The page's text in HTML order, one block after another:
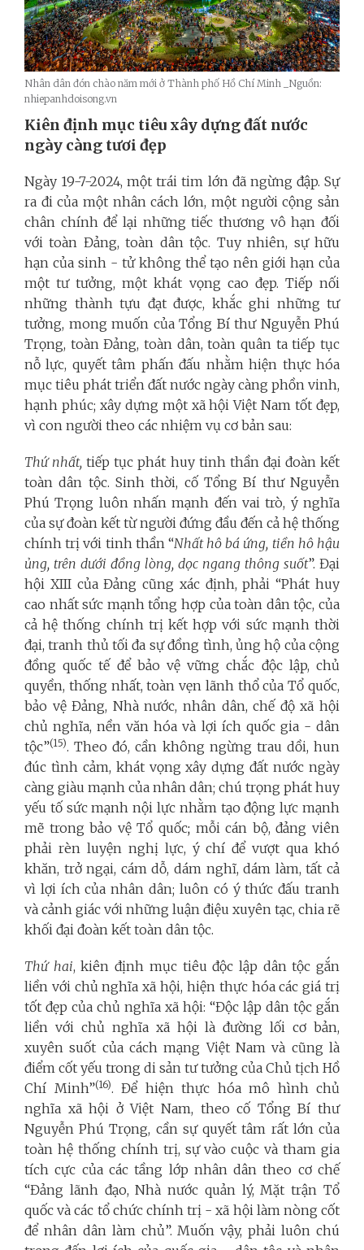
Nhân dân đón chào năm mới ở Thành phố Hồ Chí Minh _Nguồn:
nhiepanhdoisong.vn
Kiên định mục tiêu xây dựng đất nước
ngày càng tươi đẹp
Ngày 19-7-2024, một trái tim lớn đã ngừng đập. Sự
ra đi của một nhân cách lớn, một người cộng sản
chân chính để lại những tiếc thương vô hạn đối
với toàn Đảng, toàn dân tộc. Tuy nhiên, sự hữu
hạn của sinh - tử không thể tạo nên giới hạn của
một tư tưởng, một khát vọng cao đẹp. Tiếp nối
những thành tựu đạt được, khắc ghi những tư
tưởng, mong muốn của Tổng Bí thư Nguyễn Phú
Trọng, toàn Đảng, toàn dân, toàn quân ta tiếp tục
nỗ lực, quyết tâm phấn đấu nhằm hiện thực hóa
mục tiêu phát triển đất nước ngày càng phồn vinh,
hạnh phúc; xây dựng một xã hội Việt Nam tốt đẹp,
vì con người theo các nhiệm vụ cơ bản sau:
Thứ nhất, tiếp tục phát huy tinh thần đại đoàn kết
toàn dân tộc. Sinh thời, cố Tổng Bí thư Nguyễn
Phú Trọng luôn nhấn mạnh đến vai trò, ý nghĩa
của sự đoàn kết từ người đứng đầu đến cả hệ thống
chính trị với tinh thần “Nhất hô bá ứng, tiền hô hậu
ủng, trên dưới đồng lòng, dọc ngang thông suốt”. Đại
hội XIII của Đảng cũng xác định, phải “Phát huy
cao nhất sức mạnh tổng hợp của toàn dân tộc, của
cả hệ thống chính trị kết hợp với sức mạnh thời
đại, tranh thủ tối đa sự đồng tình, ủng hộ của cộng
đồng quốc tế để bảo vệ vững chắc độc lập, chủ
quyền, thống nhất, toàn vẹn lãnh thổ của Tổ quốc,
bảo vệ Đảng, Nhà nước, nhân dân, chế độ xã hội
chủ nghĩa, nền văn hóa và lợi ích quốc gia - dân
tộc”(15). Theo đó, cần không ngừng trau dồi, hun
đúc tình cảm, khát vọng xây dựng đất nước ngày
càng giàu mạnh của nhân dân; chú trọng phát huy
yếu tố sức mạnh nội lực nhằm tạo động lực mạnh
mẽ trong bảo vệ Tổ quốc; mỗi cán bộ, đảng viên
phải rèn luyện nghị lực, ý chí để vượt qua khó
khăn, trở ngại, cám dỗ, dám nghĩ, dám làm, tất cả
vì lợi ích của nhân dân; luôn có ý thức đấu tranh
và cảnh giác với những luận điệu xuyên tạc, chia rẽ
khối đại đoàn kết toàn dân tộc.
Thứ hai, kiên định mục tiêu độc lập dân tộc gắn
liền với chủ nghĩa xã hội, hiện thực hóa các giá trị
tốt đẹp của chủ nghĩa xã hội: “Độc lập dân tộc gắn
liền với chủ nghĩa xã hội là đường lối cơ bản,
xuyên suốt của cách mạng Việt Nam và cũng là
điểm cốt yếu trong di sản tư tưởng của Chủ tịch Hồ
Chí Minh”(16). Để hiện thực hóa mô hình chủ
nghĩa xã hội ở Việt Nam, theo cố Tổng Bí thư
Nguyễn Phú Trọng, cần sự quyết tâm rất lớn của
toàn hệ thống chính trị, sự vào cuộc và tham gia
tích cực của các tầng lớp nhân dân theo cơ chế
“Đảng lãnh đạo, Nhà nước quản lý, Mặt trận Tổ
quốc và các tổ chức chính trị - xã hội làm nòng cốt
để nhân dân làm chủ”. Muốn vậy, phải luôn chú